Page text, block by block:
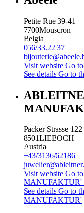
Petite Rue 39-41
7700Mouscron
Belgia
056/33.22.37
Visit website Go
See details Go to
Packer Strasse 122
8501LIEBOCH
Austria
+43/3136/62186
Visit website Go
MANUFAKTUR'
See details Go to
MANUFAKTUR'